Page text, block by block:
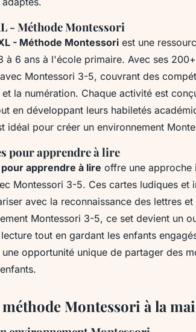
- Méthode Montessori
- Méthode Montessori est une
à 6 ans à l'école primaire. Avec ses
Montessori 3-5, couvrant des
la numération. Chaque activité est
en développant leurs habiletés
idéal pour créer un environnement
pour apprendre à lire
apprendre à lire offre une approche
Montessori 3-5. Ces cartes ludiques et
avec la reconnaissance des lettres
Montessori 3-5, ce set devient un
tout en gardant les enfants
opportunité unique de partager des
Montessori à la